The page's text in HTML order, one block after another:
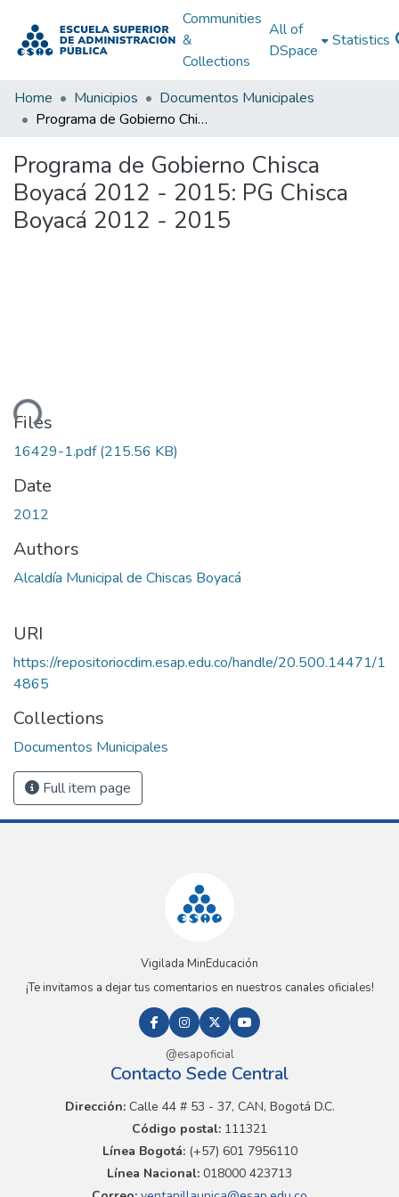
Communities
&
Collections
All of
DSpace
Statistics
Home Municipios
Documentos Municipales
Programa de Gobierno Chisca Boyacá 2012 - 2015: PG Chisca Boyacá 2012 - 2015
Programa de Gobierno Chisca
Boyacá 2012 - 2015: PG Chisca
Boyacá 2012 - 2015
Files
16429-1.pdf(215.56 KB)
Date
2012
Authors
Alcaldía Municipal de Chiscas Boyacá
URI
https://repositoriocdim.esap.edu.co/handle/20.500.14471/1
4865
Collections
Documentos Municipales
Full item page
Vigilada MinEducación
¡Te invitamos a dejar tus comentarios en nuestros canales oficiales!
@esapoficial
Contacto Sede Central
Dirección:Calle 44 # 53 - 37, CAN, Bogotá D.C.
Código postal: 111321
Línea Bogotá:(+57) 601 7956110
Línea Nacional: 018000 423713